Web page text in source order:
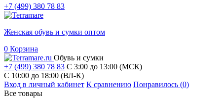
+7 (499) 380 78 83
Женская обувь и сумки оптом
0 Корзина
Обувь и сумки
+7 (499) 380 78 83 С 3:00 до 13:00 (МСК)
C 10:00 до 18:00 (ВЛ-К)
Вход в личный кабинет К сравнению Понравилось (0)
Все товары